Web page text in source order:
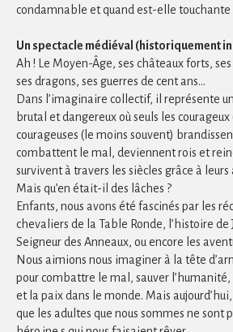
condamnable et quand est-elle touchante
Un spectacle médiéval (historiquement
Ah ! Le Moyen-Âge, ses châteaux forts,
ses dragons, ses guerres de cent ans…
Dans l’imaginaire collectif, il représente
brutal et dangereux où seuls les
courageuses (le moins souvent)
combattent le mal, deviennent rois et
survivent à travers les siècles grâce à leurs
Mais qu’en était-il des lâches ?
Enfants, nous avons été fascinés par les
chevaliers de la Table Ronde, l’histoire de
Seigneur des Anneaux, ou encore les
Nous aimions nous imaginer à la tête
pour combattre le mal, sauver
et la paix dans le monde. Mais
que les adultes que nous sommes ne sont